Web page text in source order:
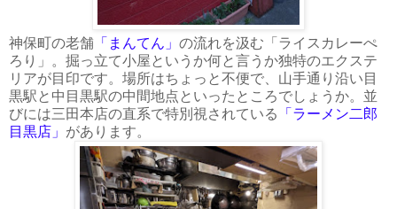
神保町の老舗 「まんてん」 の流れを汲む「ライスカレーぺ
ろり」。掘っ立て小屋というか何と言うか独特のエクステ
リアが目印です。場所はちょっと不便で、山手通り沿い目
黒駅と中目黒駅の中間地点といったところでしょうか。並
びには三田本店の直系で特別視されている
「ラーメン二郎
目黒店」 があります。